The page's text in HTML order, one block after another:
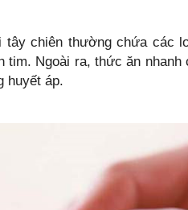
tây chiên thường chứa các
tim. Ngoài ra, thức ăn nhanh
huyết áp.